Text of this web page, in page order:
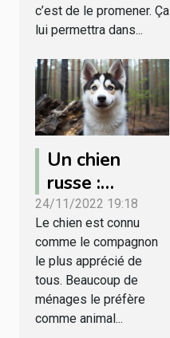
c’est de le promener. Ça
lui permettra dans...
Un chien
russe :
quelques
raisons de
choisir Husky
Sibérien
24/11/2022 19:18
Le chien est connu
comme le compagnon
le plus apprécié de
tous. Beaucoup de
ménages le préfère
comme animal...